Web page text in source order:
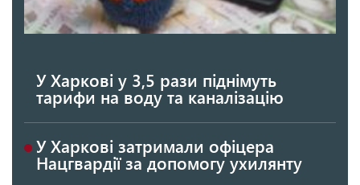
У Харкові у 3,5 рази піднімуть
тарифи на воду та каналізацію
У Харкові затримали офіцера
Нацгвардії за допомогу ухилянту